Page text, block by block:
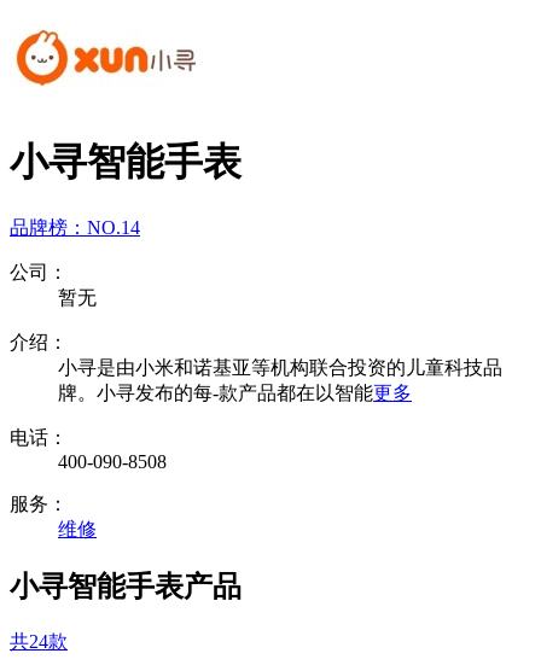
小寻智能手表
品牌榜： NO.14
公司：
暂无
介绍：
小寻是由小米和诺基亚等机构联合投资的儿童科技品
牌。小寻发布的每-款产品都在以智能更多
电话：
400-090-8508
服务：
维修
小寻智能手表产品
共24款